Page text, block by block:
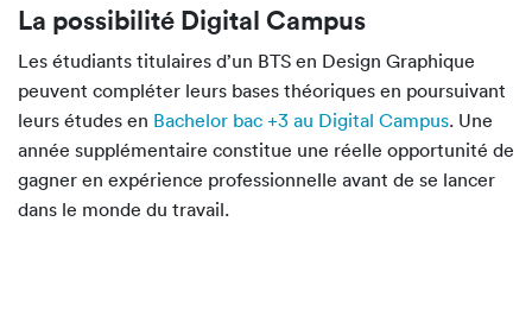
La possibilité Digital Campus
Les étudiants titulaires d’un BTS en Design Graphique
peuvent compléter leurs bases théoriques en poursuivant
leurs études en Bachelor bac +3 au Digital Campus. Une
année supplémentaire constitue une réelle opportunité de
gagner en expérience professionnelle avant de se lancer
dans le monde du travail.